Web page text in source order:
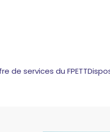
de services du FPETT